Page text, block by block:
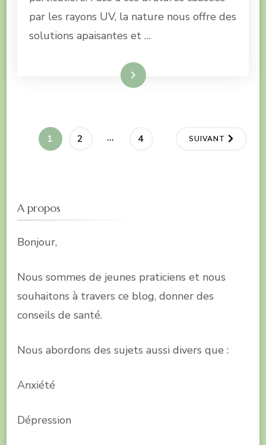
par les rayons UV, la nature nous offre des
solutions apaisantes et …
Lire la suite
Pagination
publications
PAGE
1 PAGE
2 … PAGE
4 SUIVANT
A propos
Bonjour,
Nous sommes de jeunes praticiens et nous
souhaitons à travers ce blog, donner des
conseils de santé.
Nous abordons des sujets aussi divers que :
Anxiété
Dépression